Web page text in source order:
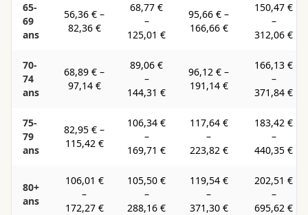
65-
69
ans
56,36 € –
82,36 €
68,77 €
–
125,01 €
95,66 € –
166,66 €
150,47 €
–
312,06 €
70-
74
ans
68,89 € –
97,14 €
89,06 €
–
144,31 €
96,12 € –
191,14 €
166,13 €
–
371,84 €
75-
79
ans
82,95 € –
115,42 €
106,34 €
–
169,71 €
117,64 €
–
223,82 €
183,42 €
–
440,35 €
80+
ans
106,01 €
–
172,27 €
105,50 €
–
288,16 €
119,54 €
–
371,30 €
202,51 €
–
695,62 €